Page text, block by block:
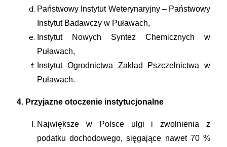
Państwowy Instytut Weterynaryjny – Państwowy
Instytut Badawczy w Puławach,
Instytut Nowych Syntez Chemicznych w
Puławach,
Instytut Ogrodnictwa Zakład Pszczelnictwa w
Puławach.
4. Przyjazne otoczenie instytucjonalne
Największe w Polsce ulgi i zwolnienia z
podatku dochodowego, sięgające nawet 70 %